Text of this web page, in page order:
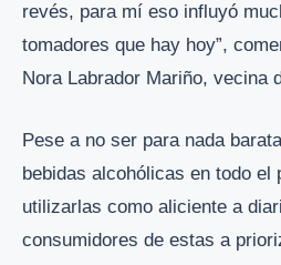
revés, para mí eso influyó
tomadores que hay hoy”,
Nora Labrador Mariño, vecina
Pese a no ser para nada
bebidas alcohólicas en todo el
utilizarlas como aliciente a
consumidores de estas a